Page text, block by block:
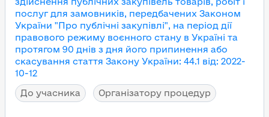
послуг для замовників, передбачених Законом
України "Про публічні закупівлі", на період дії
правового режиму воєнного стану в Україні та
протягом 90 днів з дня його припинення або
скасування стаття Закону України: 44.1 від: 2022-
10-12
До учасника
Організатору процедур